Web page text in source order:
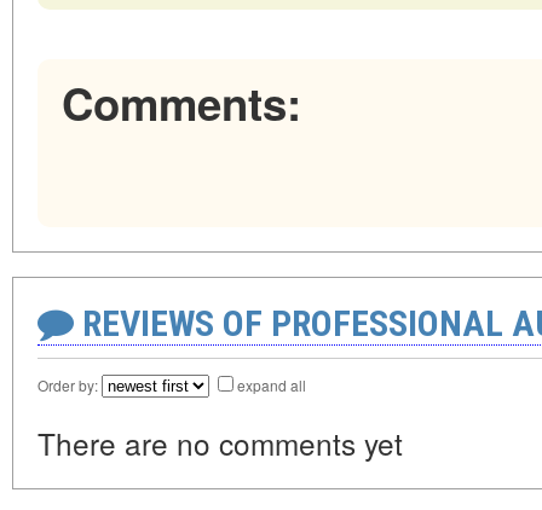
Comments:
REVIEWS OF PROFESSIONAL
Order by: expand all
There are no comments yet